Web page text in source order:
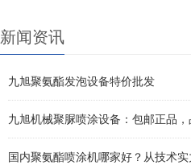
新闻资讯
九旭聚氨酯发泡设备特价批发
九旭机械聚脲喷涂设备：包邮正品
国内聚氨酯喷涂机哪家好？从技术